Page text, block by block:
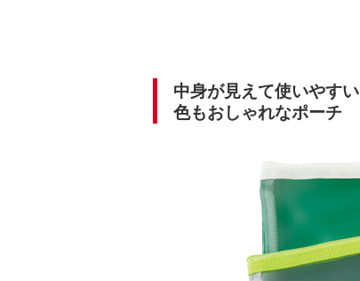
中身が見えて使いやすい
色もおしゃれなポーチ